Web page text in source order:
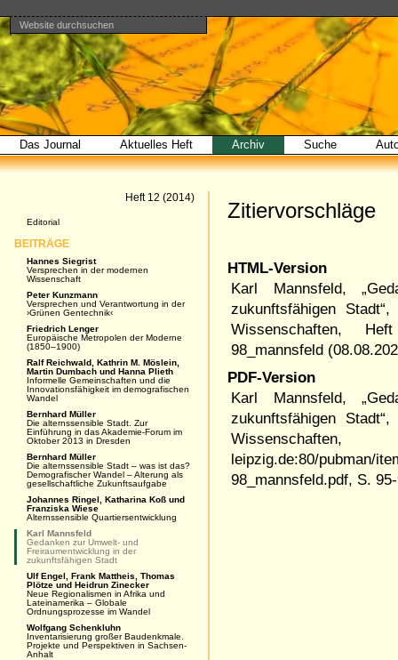
Direkt
zum
Inhalt
|
Direkt
zur
Navigation
Benutzerspezifische
Werkzeuge
Website durchsuchen
Erweiterte
Suche…
Bereiche
Das Journal Aktuelles Heft Archiv Suche
Zitiervorschläge
HTML-Version
Karl Mannsfeld,
zukunftsfähigen
Wissenschaften,
98_mannsfeld (
PDF-Version
Karl Mannsfeld,
zukunftsfähigen
Wissenschaften
leipzig.de:80/pubman/
98_mannsfeld.pdf, S.
Heft 12 (2014)
Editorial
BEITRÄGE
Hannes Siegrist
Versprechen in der modernen
Wissenschaft
Peter Kunzmann
Versprechen und Verantwortung in der
›Grünen Gentechnik‹
Friedrich Lenger
Europäische Metropolen der Moderne
(1850–1900)
Ralf Reichwald, Kathrin M. Möslein,
Martin Dumbach und Hanna Plieth
Informelle Gemeinschaften und die
Innovationsfähigkeit im demografischen
Wandel
Bernhard Müller
Die alternssensible Stadt. Zur
Einführung in das Akademie-Forum im
Oktober 2013 in Dresden
Bernhard Müller
Die alternssensible Stadt – was ist das?
Demografischer Wandel – Alterung als
gesellschaftliche Zukunftsaufgabe
Johannes Ringel, Katharina Koß und
Franziska Wiese
Alternssensible Quartiersentwicklung
Karl Mannsfeld
Gedanken zur Umwelt- und
Freiraumentwicklung in der
zukunftsfähigen Stadt
Ulf Engel, Frank Mattheis, Thomas
Plötze und Heidrun Zinecker
Neue Regionalismen in Afrika und
Lateinamerika – Globale
Ordnungsprozesse im Wandel
Wolfgang Schenkluhn
Inventarisierung großer Baudenkmale.
Projekte und Perspektiven in Sachsen-
Anhalt